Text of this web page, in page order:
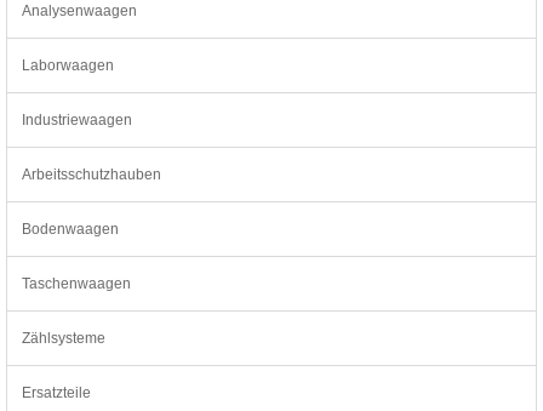
Analysenwaagen
Laborwaagen
Industriewaagen
Arbeitsschutzhauben
Bodenwaagen
Taschenwaagen
Zählsysteme
Ersatzteile